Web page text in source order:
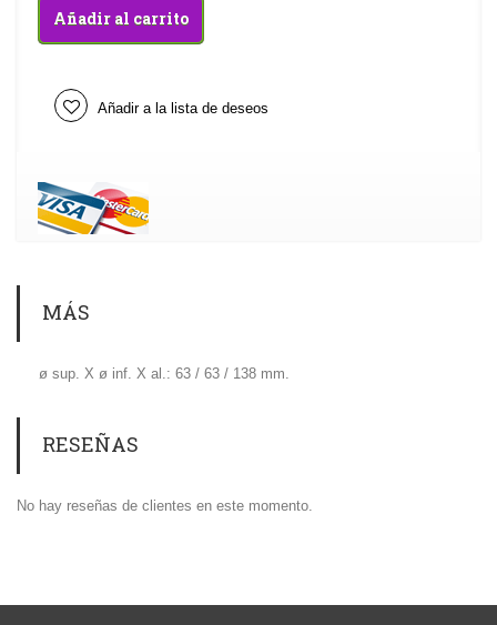
Añadir al carrito
Añadir a la lista de deseos
MÁS
ø sup. X ø inf. X al.: 63 / 63 / 138 mm.
RESEÑAS
No hay reseñas de clientes en este momento.